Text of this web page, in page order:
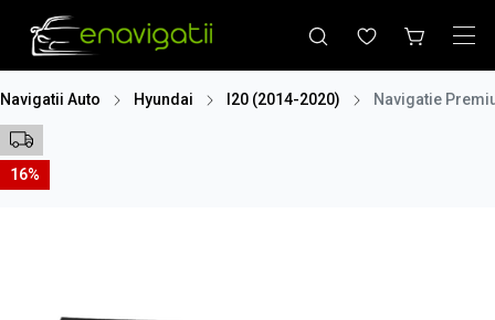
Navigatii Auto Hyundai I20 (2014-2020) Navigatie
16%